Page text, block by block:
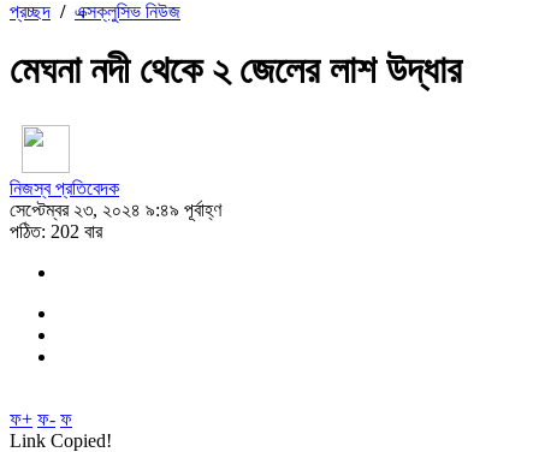
প্রচ্ছদ / এক্সক্লুসিভ নিউজ
মেঘনা নদী থেকে ২ জেলের লাশ উদ্ধার
নিজস্ব প্রতিবেদক
সেপ্টেম্বর ২৩, ২০২৪ ৯:৪৯ পূর্বাহ্ণ
পঠিত: 202 বার
ফ+ ফ- ফ
Link Copied!